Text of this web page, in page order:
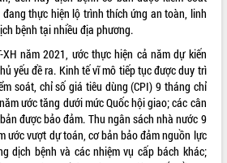
Kỷ
thực
bố
tỉnh Đắk
thực hiện lộ trình thích ứng an toàn, linh
bệnh tại nhiều địa phương.
năm 2021, ước thực hiện cả năm dự kiến
yếu đề ra. Kinh tế vĩ mô tiếp tục được duy trì
soát, chỉ số giá tiêu dùng (CPI) 9 tháng chỉ
ước tăng dưới mức Quốc hội giao; các cân
được bảo đảm. Thu ngân sách nhà nước 9
ước vượt dự toán, cơ bản bảo đảm nguồn lực
dịch bệnh và các nhiệm vụ cấp bách khác;